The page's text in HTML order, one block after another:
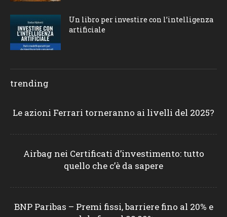
Un libro per investire con l’intelligenza
artificiale
trending
Le azioni Ferrari torneranno ai livelli del 2025?
Airbag nei Certificati d’investimento: tutto
quello che c’è da sapere
BNP Paribas – Premi fissi, barriere fino al 20% e